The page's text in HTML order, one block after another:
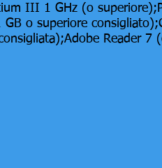
III 1 GHz (o
o superiore
Reader 7